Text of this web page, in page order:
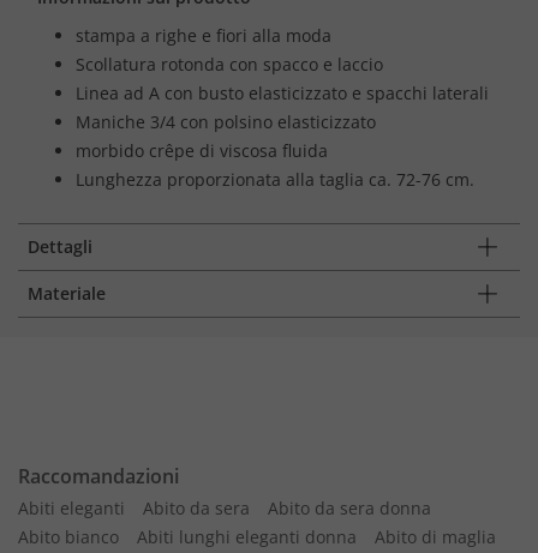
stampa a righe e fiori alla moda
Scollatura rotonda con spacco e laccio
Linea ad A con busto elasticizzato e spacchi laterali
Maniche 3/4 con polsino elasticizzato
morbido crêpe di viscosa fluida
Lunghezza proporzionata alla taglia ca. 72-76 cm.
Dettagli
Materiale
Raccomandazioni
Abiti eleganti Abito da sera
Abito da sera donna
Abito bianco
Abiti lunghi eleganti donna
Abito di maglia